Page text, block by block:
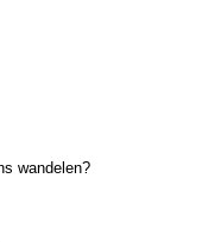
wandelen?